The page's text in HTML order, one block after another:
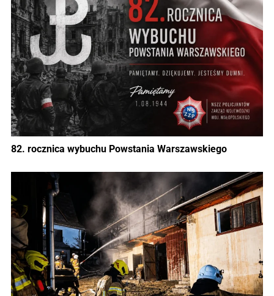
82. rocznica wybuchu Powstania Warszawskiego